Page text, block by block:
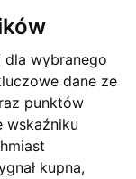
dla wybranego
dane ze
punktów
kupna,